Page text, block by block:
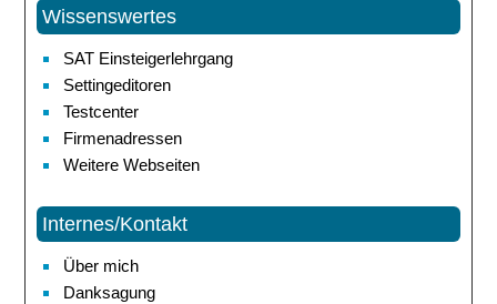
Wissenswertes
SAT Einsteigerlehrgang
Settingeditoren
Testcenter
Firmenadressen
Weitere Webseiten
Internes/Kontakt
Über mich
Danksagung